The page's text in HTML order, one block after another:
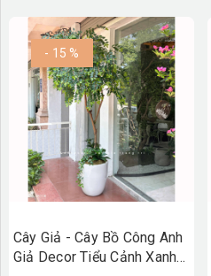
- 15 %
Cây Giả - Cây Bồ Công Anh
Giả Decor Tiểu Cảnh Xanh